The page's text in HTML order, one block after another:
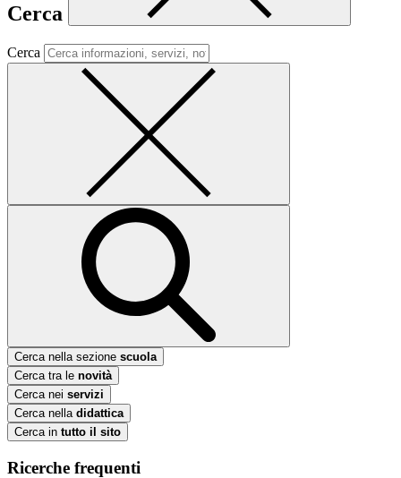
Cerca
Cerca
Cerca nella sezione scuola
Cerca tra le novità
Cerca nei servizi
Cerca nella didattica
Cerca in tutto il sito
Ricerche frequenti